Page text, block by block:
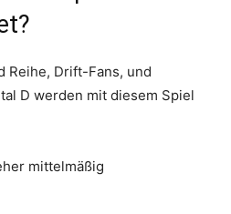
Reihe, Drift-Fans, und
D werden mit diesem Spiel
mittelmäßig